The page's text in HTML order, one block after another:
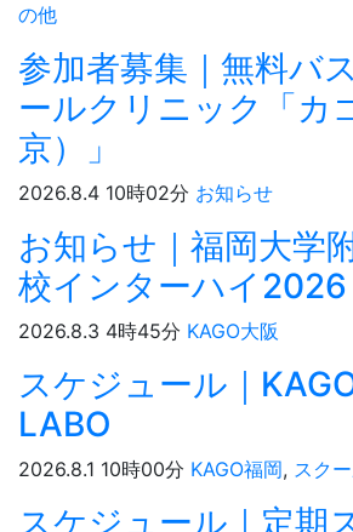
の他
参加者募集｜無料バ
ールクリニック「カ
京）」
2026.8.4 10時02分 お知らせ
お知らせ｜福岡大学
校インターハイ2026
2026.8.3 4時45分 KAGO大阪
スケジュール｜
LABO
2026.8.1 10時00分 KAGO福岡, スク
スケジュール｜定期